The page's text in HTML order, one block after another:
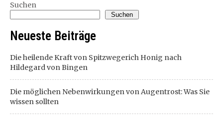
Suchen
Suchen
Neueste Beiträge
Die heilende Kraft von Spitzwegerich Honig nach
Hildegard von Bingen
Die möglichen Nebenwirkungen von Augentrost: Was Sie
wissen sollten